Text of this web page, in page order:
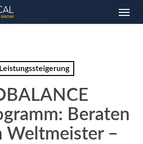
Menu
Leistungssteigerung
Beraten
Weltmeister –